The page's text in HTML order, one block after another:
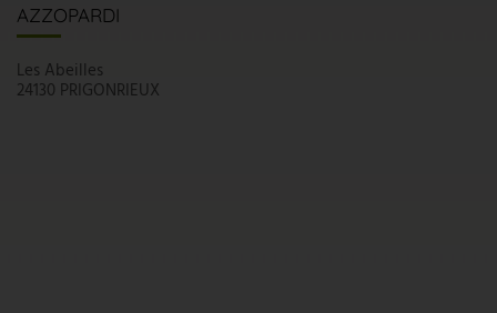
AZZOPARDI
Les Abeilles
24130 PRIGONRIEUX